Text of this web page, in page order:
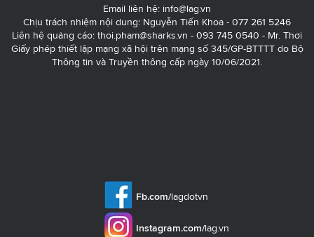
Email liên hệ: info@lag.vn
Chịu trách nhiệm nội dung: Nguyễn Tiến Khoa - 077 261 5246
Liên hệ quảng cáo: thoi.pham@sharks.vn - 093 745 0540 - Mr. Thơi
Giấy phép thiết lập mạng xã hội trên mạng số 345/GP-BTTTT do Bộ
Thông tin và Truyền thông cấp ngày 10/06/2021.
Fb.com/lagdotvn
Instagram.com/lag.vn